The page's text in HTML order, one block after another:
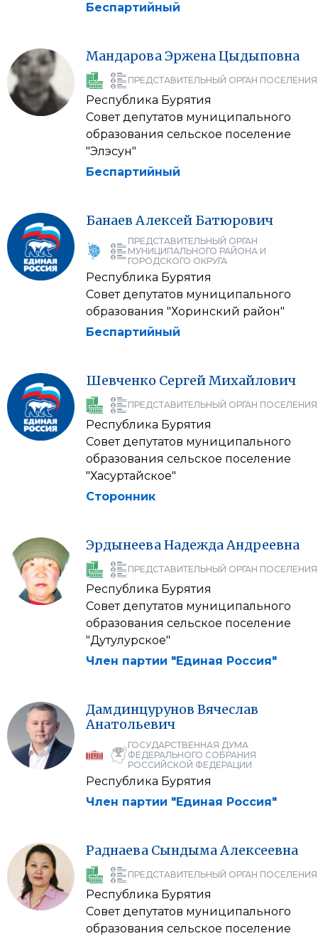
Беспартийный
Мандарова ЭрженаЦыдыповна
ПРЕДСТАВИТЕЛЬНЫЙ ОРГАН ПОСЕЛЕНИЯ
Республика Бурятия
Совет депутатов муниципального
образования сельское поселение
"Элэсун"
Беспартийный
Банаев Алексей Батюрович
ПРЕДСТАВИТЕЛЬНЫЙ ОРГАН
МУНИЦИПАЛЬНОГО РАЙОНА И
ГОРОДСКОГО ОКРУГА
Республика Бурятия
Совет депутатов муниципального
образования "Хоринский район"
Беспартийный
Шевченко СергейМихайлович
ПРЕДСТАВИТЕЛЬНЫЙ ОРГАН ПОСЕЛЕНИЯ
Республика Бурятия
Совет депутатов муниципального
образования сельское поселение
"Хасуртайское"
Сторонник
ЭрдынееваНадеждаАндреевна
ПРЕДСТАВИТЕЛЬНЫЙ ОРГАН ПОСЕЛЕНИЯ
Республика Бурятия
Совет депутатов муниципального
образования сельское поселение
"Дутулурское"
Член партии "Единая Россия"
Дамдинцурунов Вячеслав
Анатольевич
ГОСУДАРСТВЕННАЯ ДУМА
ФЕДЕРАЛЬНОГО СОБРАНИЯ
РОССИЙСКОЙ ФЕДЕРАЦИИ
Республика Бурятия
Член партии "Единая Россия"
Раднаева СындымаАлексеевна
ПРЕДСТАВИТЕЛЬНЫЙ ОРГАН ПОСЕЛЕНИЯ
Республика Бурятия
Совет депутатов муниципального
образования сельское поселение